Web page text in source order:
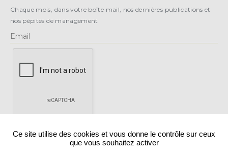
Chaque mois, dans votre boîte mail, nos dernières publications et
nos pépites de management
Ce site utilise des cookies et vous donne le contrôle sur ceux
que vous souhaitez activer